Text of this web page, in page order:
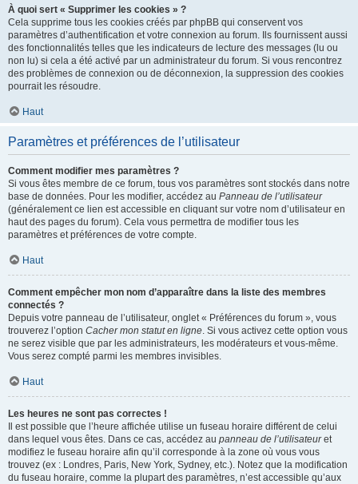
À quoi sert « Supprimer les cookies » ?
Cela supprime tous les cookies créés par phpBB qui conservent vos
paramètres d’authentification et votre connexion au forum. Ils fournissent aussi
des fonctionnalités telles que les indicateurs de lecture des messages (lu ou
non lu) si cela a été activé par un administrateur du forum. Si vous rencontrez
des problèmes de connexion ou de déconnexion, la suppression des cookies
pourrait les résoudre.
Haut
Paramètres et préférences de l’utilisateur
Comment modifier mes paramètres ?
Si vous êtes membre de ce forum, tous vos paramètres sont stockés dans notre
base de données. Pour les modifier, accédez au Panneau de l’utilisateur
(généralement ce lien est accessible en cliquant sur votre nom d’utilisateur en
haut des pages du forum). Cela vous permettra de modifier tous les
paramètres et préférences de votre compte.
Haut
Comment empêcher mon nom d’apparaître dans la liste des membres
connectés ?
Depuis votre panneau de l’utilisateur, onglet « Préférences du forum », vous
trouverez l’option Cacher mon statut en ligne. Si vous activez cette option vous
ne serez visible que par les administrateurs, les modérateurs et vous-même.
Vous serez compté parmi les membres invisibles.
Haut
Les heures ne sont pas correctes !
Il est possible que l’heure affichée utilise un fuseau horaire différent de celui
dans lequel vous êtes. Dans ce cas, accédez au panneau de l’utilisateuret
modifiez le fuseau horaire afin qu’il corresponde à la zone où vous vous
trouvez (ex : Londres, Paris, New York, Sydney, etc.). Notez que la modification
du fuseau horaire, comme la plupart des paramètres, n’est accessible qu’aux